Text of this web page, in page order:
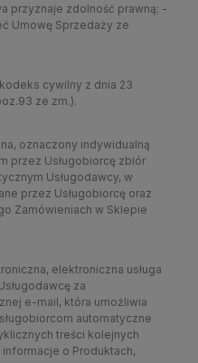
przyznaje zdolność prawną; -
Umowę Sprzedaży ze
kodeks cywilny z dnia 23
ze zm.).
oznaczony indywidualną
przez Usługobiorcę zbiór
Usługodawcy, w
przez Usługobiorcę oraz
Zamówieniach w Sklepie
elektroniczna usługa
za
e-mail, która umożliwia
automatyczne
treści kolejnych
o Produktach,